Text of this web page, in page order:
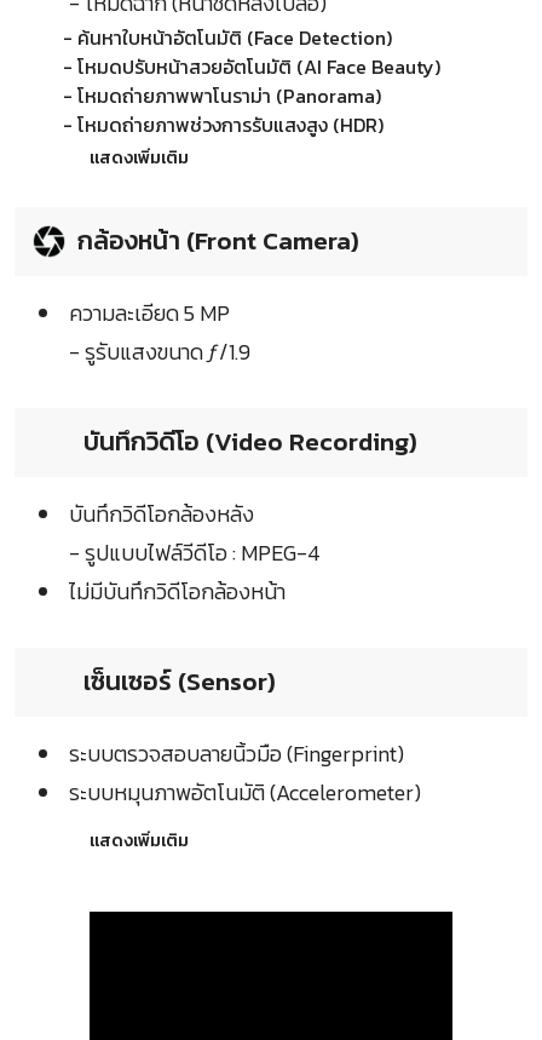
- ค้นหาใบหน้าอัตโนมัติ (Face Detection)
- โหมดปรับหน้าสวยอัตโนมัติ (AI Face Beauty)
- โหมดถ่ายภาพพาโนราม่า (Panorama)
- โหมดถ่ายภาพช่วงการรับแสงสูง (HDR)
แสดงเพิ่มเติม
กล้องหน้า (Front Camera)
ความละเอียด 5 MP
- รูรับแสงขนาด ƒ/1.9
บันทึกวิดีโอ (Video Recording)
บันทึกวิดีโอกล้องหลัง
- รูปแบบไฟล์วีดีโอ : MPEG-4
ไม่มีบันทึกวิดีโอกล้องหน้า
เซ็นเซอร์ (Sensor)
ระบบตรวจสอบลายนิ้วมือ (Fingerprint)
ระบบหมุนภาพอัตโนมัติ (Accelerometer)
แสดงเพิ่มเติม